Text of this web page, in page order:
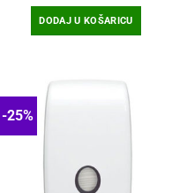
DODAJ U KOŠARICU
-25%